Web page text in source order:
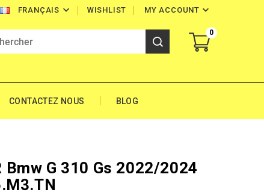
FRANÇAIS  MY ACCOUNT 
WISHLIST
0
CONTACTEZ NOUS BLOG
Bmw G 310 Gs 2022/2024